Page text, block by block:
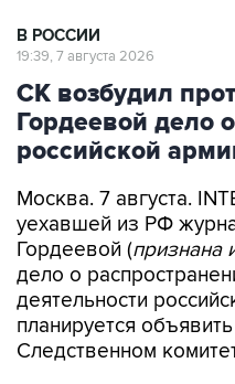
В РОССИИ
19:39, 7 августа 2026
СК возбудил
Гордеевой дело
российской
Москва. 7 августа.
уехавшей из РФ
Гордеевой (признана
дело о
деятельности
планируется
Следственном